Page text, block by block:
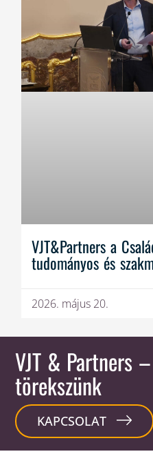
VJT&Partners a
tudományos és
2026. május 20.
VJT & Partners
törekszünk
KAPCSOLAT